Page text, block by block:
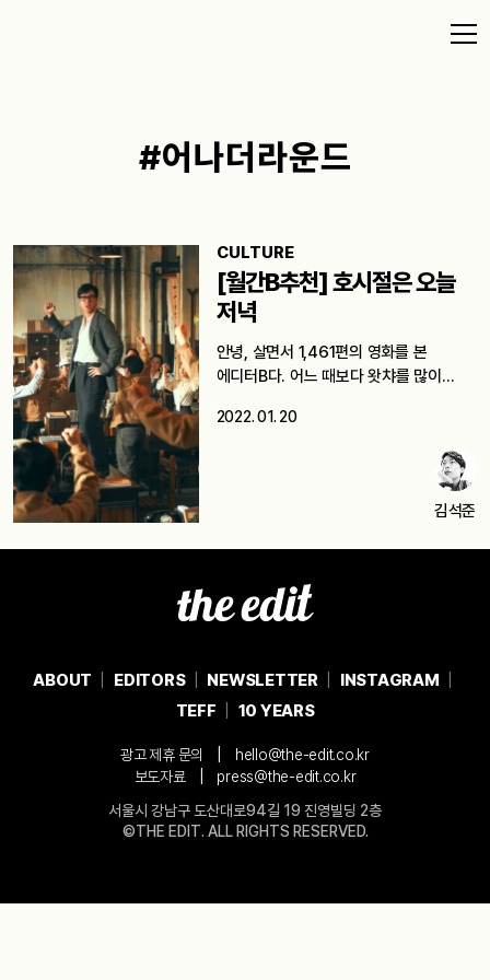
#어나더라운드
CULTURE
[월간B추천] 호시절은 오늘
저녁
안녕, 살면서 1,461편의 영화를 본
에디터B다. 어느 때보다 왓챠를 많이…
2022. 01. 20
김석준
ABOUT EDITORS NEWSLETTER
INSTAGRAM
TEFF
10 YEARS
광고 제휴 문의
hello@the-edit.co.kr
보도자료
press@the-edit.co.kr
서울시 강남구 도산대로94길 19 진영빌딩 2층
©THE EDIT. ALL RIGHTS RESERVED.